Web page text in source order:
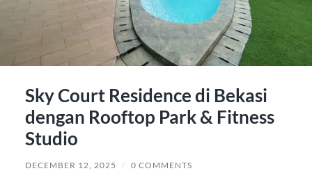
Sky Court Residence di Bekasi
dengan Rooftop Park & Fitness
Studio
DECEMBER 12, 2025 / 0 COMMENTS